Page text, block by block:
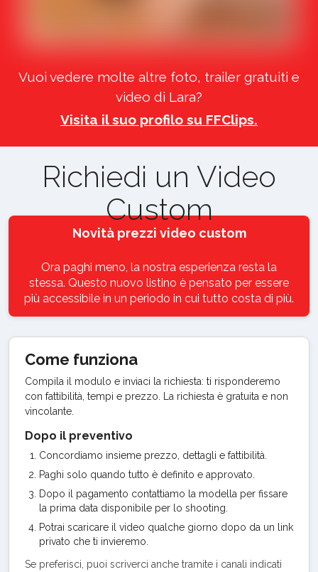
Vuoi vedere molte altre foto, trailer gratuiti e
video di Lara?
Visita il suo profilo su FFClips.
Richiedi un Video
Custom
Novità prezzi video custom
Ora paghi meno, la nostra esperienza resta la
stessa. Questo nuovo listino è pensato per essere
più accessibile in un periodo in cui tutto costa di più.
Come funziona
Compila il modulo e inviaci la richiesta: ti risponderemo
con fattibilità, tempi e prezzo. La richiesta è gratuita e non
vincolante.
Dopo il preventivo
Concordiamo insieme prezzo, dettagli e fattibilità.
Paghi solo quando tutto è definito e approvato.
Dopo il pagamento contattiamo la modella per fissare
la prima data disponibile per lo shooting.
Potrai scaricare il video qualche giorno dopo da un link
privato che ti invieremo.
Se preferisci, puoi scriverci anche tramite i canali indicati